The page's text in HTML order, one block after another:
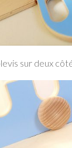
sur deux